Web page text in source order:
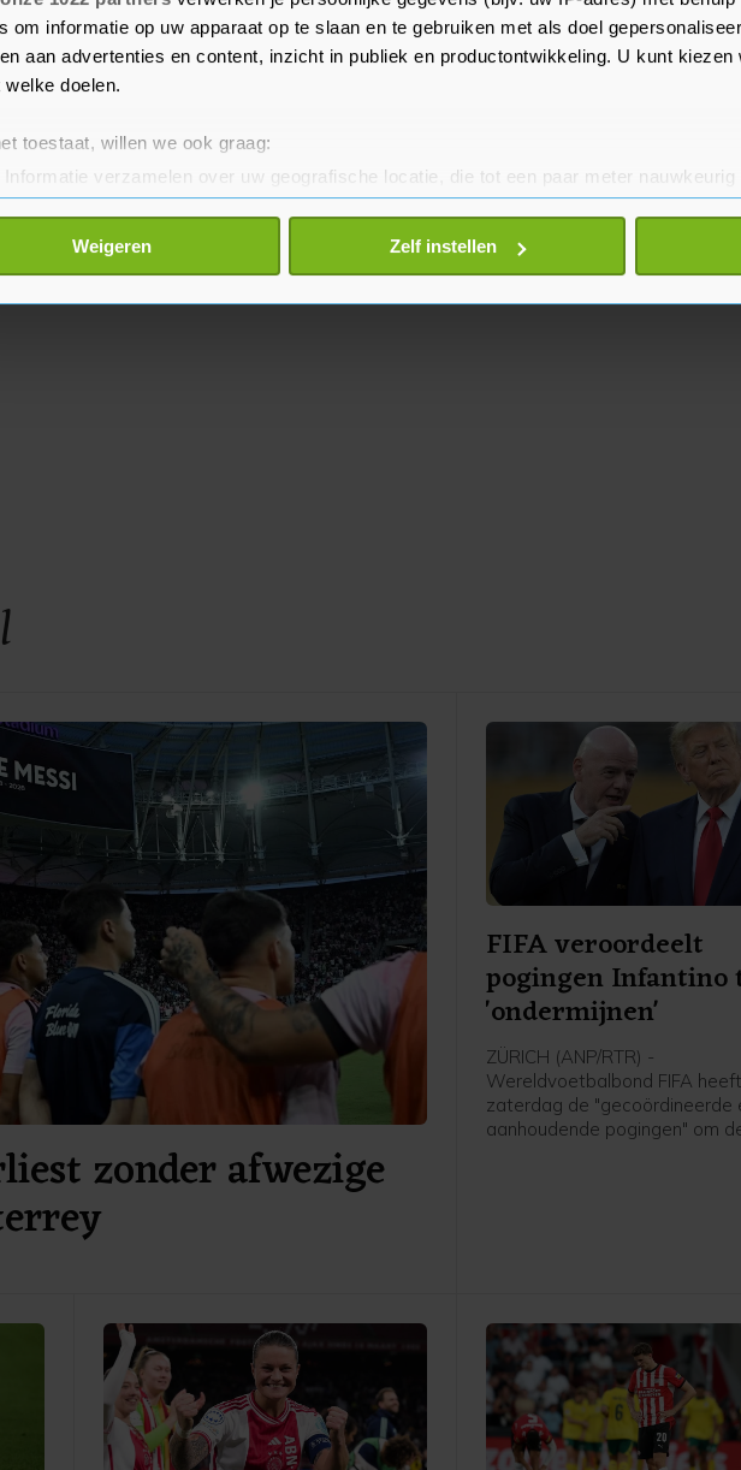
om informatie op uw apparaat op te slaan en te gebruiken met als doel
aan advertenties en content, inzicht in publiek en productontwikkeling. U kunt
welke doelen.
toestaat, willen we ook graag:
Informatie verzamelen over uw geografische locatie, die tot een paar meter nauwkeurig
Uw apparaat identificeren door het actief te scannen op specifieke eigenschappen
over hoe uw persoonlijke gegevens worden verwerkt en stel uw voorkeuren in het
op elk moment wijzigen of intrekken in de Cookieverklaring.
Weigeren Zelf instellen
EK van komende zomer.
zonder afwezige
FIFA veroordeelt
pogingen Infantino
'ondermijnen'
ZÜRICH (ANP/RTR) -
Wereldvoetbalbond FIFA heeft
zaterdag de "gecoördineerde
aanhoudende pogingen" om